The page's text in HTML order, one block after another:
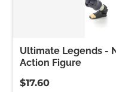
Ultimate Legends -
Action Figure
$17.60